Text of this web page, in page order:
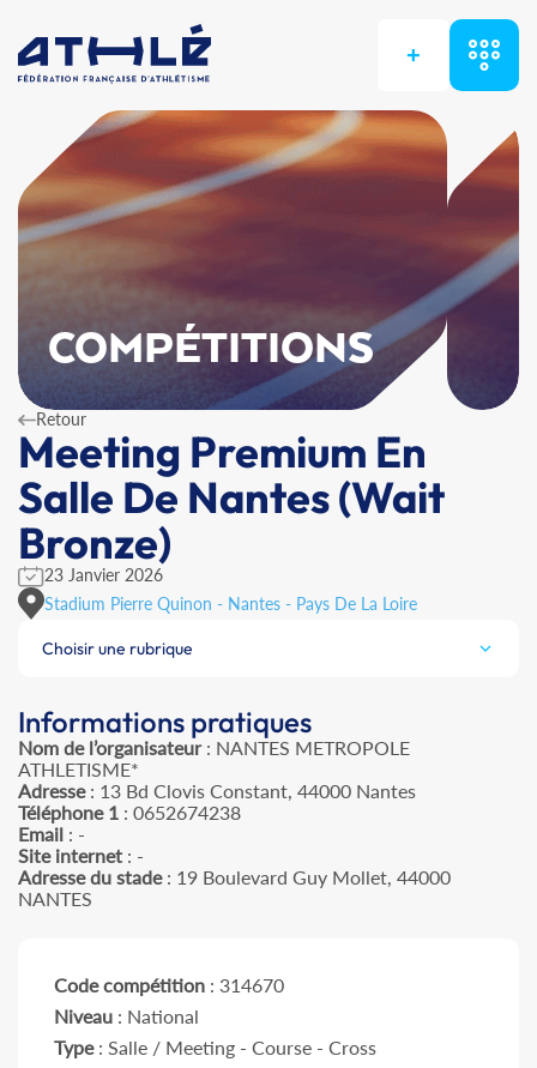
+
COMPÉTITIONS
Retour
Meeting Premium En
Salle De Nantes (Wait
Bronze)
23 Janvier 2026
Stadium Pierre Quinon - Nantes - Pays De La Loire
Choisir une rubrique
Informations pratiques
Nom de l’organisateur: NANTES METROPOLE
ATHLETISME*
Adresse: 13 Bd Clovis Constant, 44000 Nantes
Téléphone 1 : 0652674238
Email : -
Site internet : -
Adresse du stade: 19 Boulevard Guy Mollet, 44000
NANTES
Code compétition : 314670
Niveau : National
Type: Salle / Meeting - Course - Cross